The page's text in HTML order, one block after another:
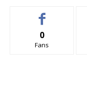
0
Fans